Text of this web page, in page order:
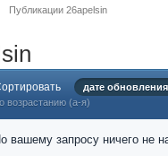
Публикации 26apelsin
дате обновления
возрастанию (а-я)
вашему запросу ничего не